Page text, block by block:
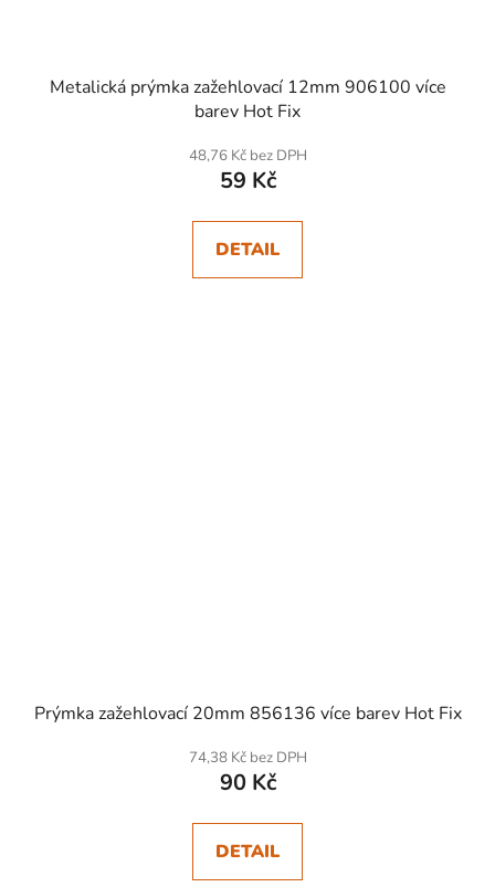
Metalická prýmka zažehlovací 12mm 906100 více
barev Hot Fix
48,76 Kč bez DPH
59 Kč
DETAIL
Prýmka zažehlovací 20mm 856136 více barev Hot Fix
74,38 Kč bez DPH
90 Kč
DETAIL